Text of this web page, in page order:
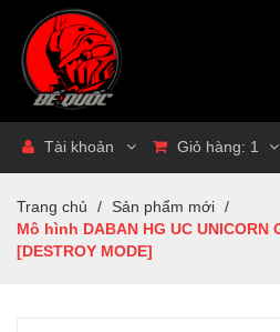
Tài khoản Giỏ hàng: 1
Trang chủ / Sản phẩm mới /
Mô hình DABAN HG UC UNICORN
[DESTROY MODE]